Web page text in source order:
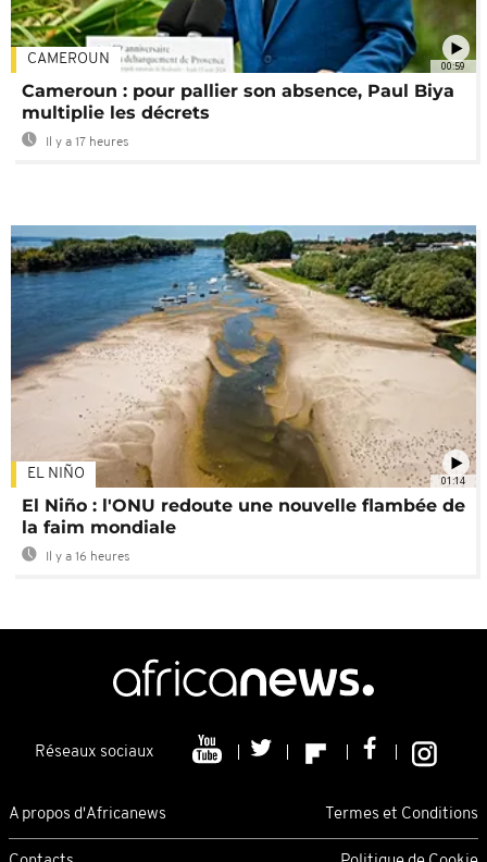
00:59
CAMEROUN
Cameroun : pour pallier son absence, Paul Biya
multiplie les décrets
Il y a 17 heures
01:14
EL NIÑO
El Niño : l'ONU redoute une nouvelle flambée de
la faim mondiale
Il y a 16 heures
Réseaux sociaux
A propos d'Africanews Termes et Conditions